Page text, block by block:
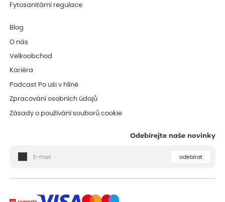
Fytosanitární regulace
Blog
O nás
Velkoobchod
Kariéra
Podcast Po uši v hlíně
Zpracování osobních údajů
Zásady o používání souborů cookie
Odebírejte naše novinky
odebírat